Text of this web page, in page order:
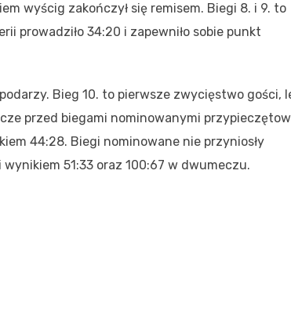
wyścig zakończył się remisem. Biegi 8. i 9. to
prowadziło 34:20 i zapewniło sobie punkt
Bieg 10. to pierwsze zwycięstwo gości,
przed biegami nominowanymi
44:28. Biegi nominowane nie przyniosły
51:33 oraz 100:67 w dwumeczu.